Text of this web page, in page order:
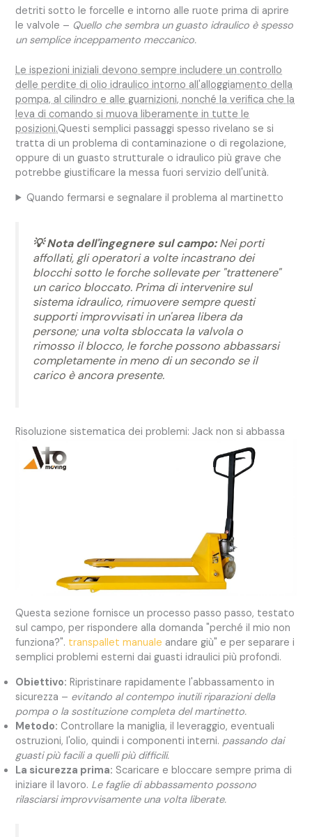
detriti sotto le forcelle e intorno alle ruote prima di aprire
le valvole – Quello che sembra un guasto idraulico è spesso
un semplice inceppamento meccanico.
Le ispezioni iniziali devono sempre includere un controllo
delle perdite di olio idraulico intorno all'alloggiamento della
pompa, al cilindro e alle guarnizioni, nonché la verifica che la
leva di comando si muova liberamente in tutte le
posizioni.Questi semplici passaggi spesso rivelano se si
tratta di un problema di contaminazione o di regolazione,
oppure di un guasto strutturale o idraulico più grave che
potrebbe giustificare la messa fuori servizio dell'unità.
Quando fermarsi e segnalare il problema al martinetto
💡 Nota dell'ingegnere sul campo:Nei porti
affollati, gli operatori a volte incastrano dei
blocchi sotto le forche sollevate per "trattenere"
un carico bloccato. Prima di intervenire sul
sistema idraulico, rimuovere sempre questi
supporti improvvisati in un'area libera da
persone; una volta sbloccata la valvola o
rimosso il blocco, le forche possono abbassarsi
completamente in meno di un secondo se il
carico è ancora presente.
Risoluzione sistematica dei problemi: Jack non si abbassa
Questa sezione fornisce un processo passo passo, testato
sul campo, per rispondere alla domanda "perché il mio non
funziona?". transpallet manuale andare giù" e per separare i
semplici problemi esterni dai guasti idraulici più profondi.
Obiettivo: Ripristinare rapidamente l'abbassamento in
sicurezza – evitando al contempo inutili riparazioni della
pompa o la sostituzione completa del martinetto.
Metodo: Controllare la maniglia, il leveraggio, eventuali
ostruzioni, l'olio, quindi i componenti interni. passando dai
guasti più facili a quelli più difficili.
La sicurezza prima: Scaricare e bloccare sempre prima di
iniziare il lavoro. Le faglie di abbassamento possono
rilasciarsi improvvisamente una volta liberate.